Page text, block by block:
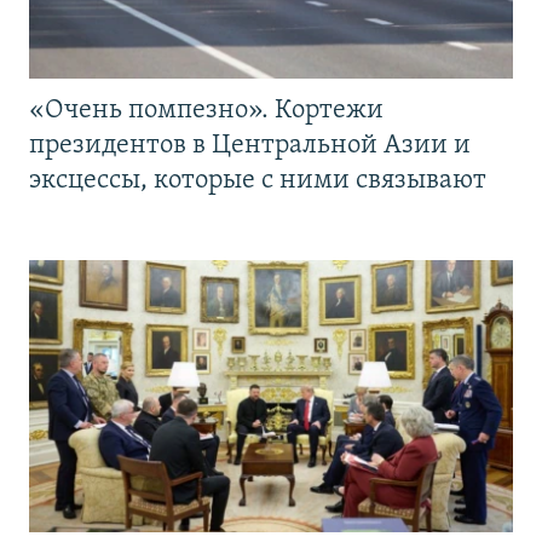
«Очень помпезно». Кортежи
президентов в Центральной Азии и
эксцессы, которые с ними связывают